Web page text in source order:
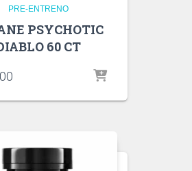
PRE-ENTRENO
PSYCHOTIC
60 CT